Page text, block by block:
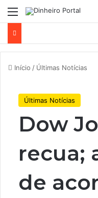
Menu
Início / Últimas Notícias
Últimas Notícias
Dow
recua;
de